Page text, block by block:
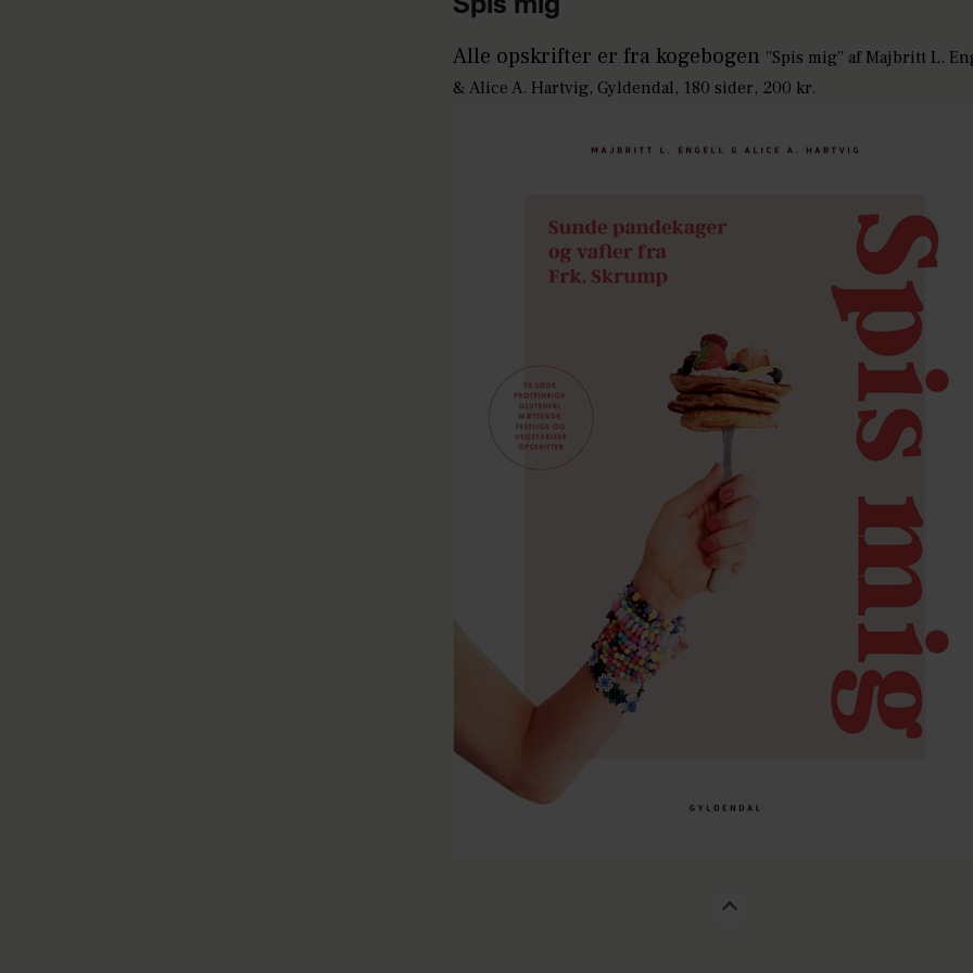
Spis mig
Alle opskrifter er fra kogebogen ”Spis mig” af Majbritt L.
& Alice A. Hartvig, Gyldendal, 180 sider, 200 kr.